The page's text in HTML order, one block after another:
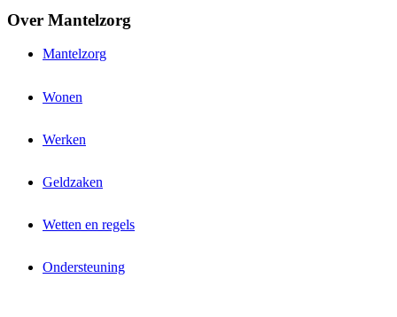
Over Mantelzorg
Mantelzorg
Wonen
Werken
Geldzaken
Wetten en regels
Ondersteuning